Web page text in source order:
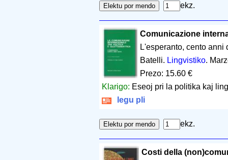
ekz.
Comunicazione
L'esperanto, cento anni
Batelli. Lingvistiko.
Prezo: 15.60 €
Klarigo: Eseoj pri la politika kaj
legu pli
ekz.
Costi della